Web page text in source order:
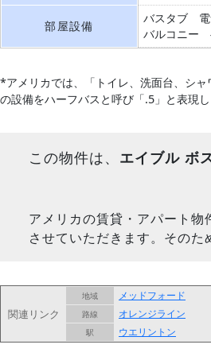
部屋設備
バスタブ
バルコニー
*アメリカでは、「トイレ、洗面台、シ
の設備をハーフバスと呼び「.5」と表現
この物件は、 エイブル ボ
アメリカの賃貸・アパート
させていただきます。その
関連リンク
地域 メッドフォード
路線 オレンジライン
駅 ウエリントン